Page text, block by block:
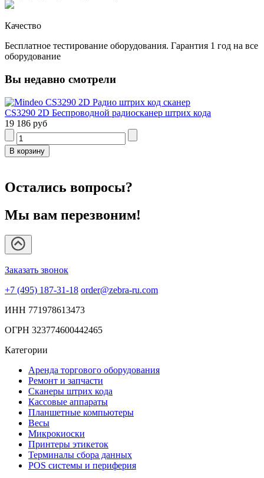
Качество
Бесплатное тестирование оборудования. Гарантия 1 год на все
оборудование
Вы недавно смотрели
CS3290 2D Беспроводной радиосканер штрих кода
19 186 руб
Остались вопросы?
Мы вам перезвоним!
Заказать звонок
+7 (495) 187-31-18 order@zebra-ru.com
ИНН 771978613473
ОГРН 323774600442465
Категории
Аренда торгового оборудования
Ремонт и запчасти
Сканеры штрих кода
Кассовые аппараты
Планшетные компьютеры
Весы
Микрокиоски
Принтеры этикеток
Терминалы сбора данных
POS системы и периферия